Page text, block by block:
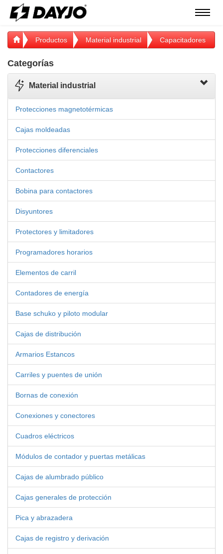
Menú
Productos Material industrial Capacitadores
Categorías
Material industrial
Protecciones magnetotérmicas
Cajas moldeadas
Protecciones diferenciales
Contactores
Bobina para contactores
Disyuntores
Protectores y limitadores
Programadores horarios
Elementos de carril
Contadores de energía
Base schuko y piloto modular
Cajas de distribución
Armarios Estancos
Carriles y puentes de unión
Bornas de conexión
Conexiones y conectores
Cuadros eléctricos
Módulos de contador y puertas metálicas
Cajas de alumbrado público
Cajas generales de protección
Pica y abrazadera
Cajas de registro y derivación